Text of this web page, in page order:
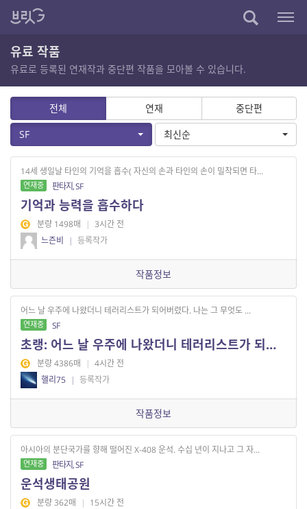
유료 작품
유료로 등록된 연재작과 중단편 작품을 모아볼 수 있습니다.
전체 연재
중단편
SF
최신순
14세 생일날 타인의 기억을 흡수( 자신의 손과 타인의 손이 밀착되면 타...
연재중 판타지, SF
기억과 능력을 흡수하다
분량 1498매 | 3시간 전
느즌비
| 등록작가
작품정보
어느 날 우주에 나왔더니 테러리스트가 되어버렸다. 나는 그 무엇도 ...
연재중 SF
초랭: 어느 날 우주에 나왔더니 테러리스트가 되어버렸다.
분량 4386매 | 4시간 전
핼리75
| 등록작가
작품정보
아시아의 분단국가를 향해 떨어진 X-408 운석. 수십 년이 지나고 그 자...
연재중 판타지, SF
운석생태공원
분량 362매 | 15시간 전